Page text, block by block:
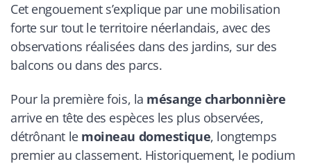
Cet engouement s’explique par une mobilisation
forte sur tout le territoire néerlandais, avec des
observations réalisées dans des jardins, sur des
balcons ou dans des parcs.
Pour la première fois, la mésange charbonnière
arrive en tête des espèces les plus observées,
détrônant le moineau domestique, longtemps
premier au classement. Historiquement, le podium